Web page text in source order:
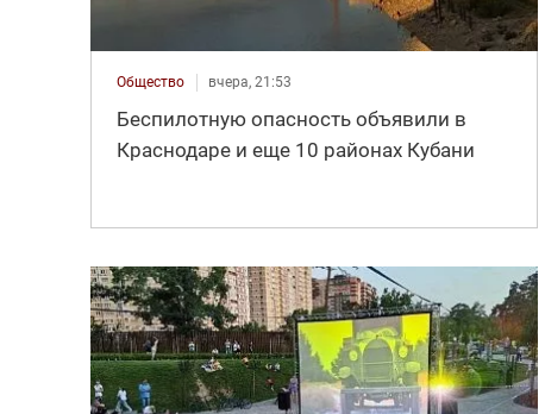
Общество вчера, 21:53
Беспилотную опасность объявили в
Краснодаре и еще 10 районах Кубани